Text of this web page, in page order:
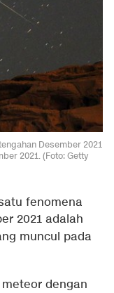
Desember 2021
2021. (Foto: Getty
fenomena
2021 adalah
muncul pada
dengan